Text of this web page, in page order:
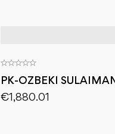
PK-OZBEKI
€1,880.01